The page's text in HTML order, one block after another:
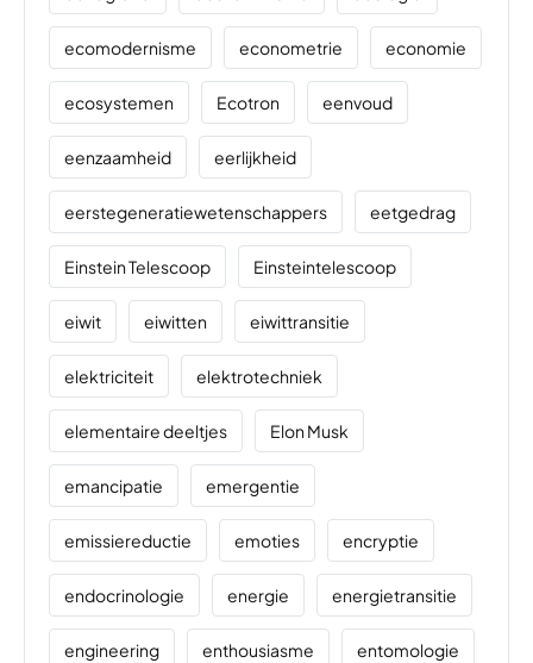
ecomodernisme econometrie economie
ecosystemen Ecotron eenvoud
eenzaamheid eerlijkheid
eerstegeneratiewetenschappers eetgedrag
Einstein Telescoop Einsteintelescoop
eiwit eiwitten eiwittransitie
elektriciteit elektrotechniek
elementaire deeltjes Elon Musk
emancipatie emergentie
emissiereductie emoties encryptie
endocrinologie energie energietransitie
engineering enthousiasme entomologie